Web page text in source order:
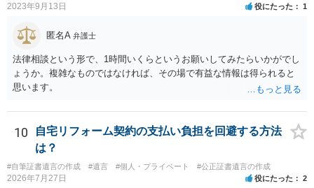
2023年9月13日 役にたった 1
匿名A 弁護士
法律相談という形で、1時間いくらというお願いしてみたらいかがでし
ょうか。複雑なものではなければ、その場で有益な情報は得られると
思います。
10
自宅リフォーム契約の支払い負担を回避する方法
は？
#自筆証書遺言の作成 #遺言 #個人・プライベート #公正証書遺言の作成
2026年7月27日 役にたった 2